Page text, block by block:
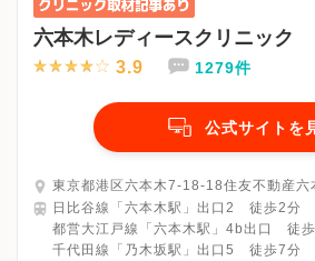
六本木レディースクリニック
3.9 1279件
公式サイトを
東京都港区六本木7-18-18住友不動産六
日比谷線「六本木駅」出口2 徒歩2分
都営大江戸線「六本木駅」4b出口 徒
千代田線「乃木坂駅」出口5 徒歩7分